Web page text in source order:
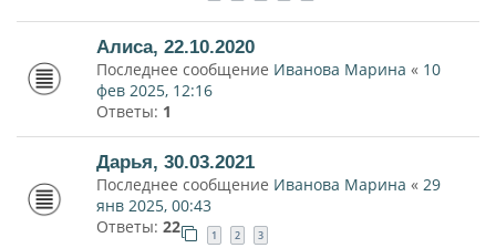
Алиса, 22.10.2020
Последнее сообщение Иванова Марина « 10
фев 2025, 12:16
Ответы: 1
Дарья, 30.03.2021
Последнее сообщение Иванова Марина « 29
янв 2025, 00:43
Ответы: 22 1 2 3